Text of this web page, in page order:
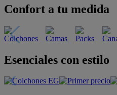
Confort a tu medida
Esenciales con estilo